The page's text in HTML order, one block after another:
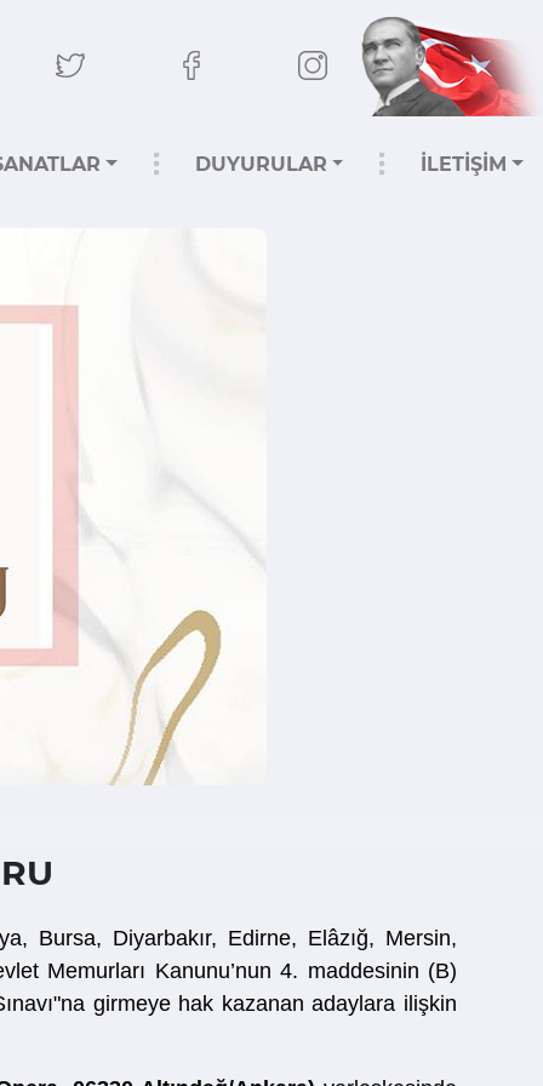
DUYURULAR İLETİŞİM
Bursa, Diyarbakır, Edirne, Elâzığ, Mersin,
Memurları Kanunu’nun 4. maddesinin (B)
girmeye hak kazanan adaylara ilişkin